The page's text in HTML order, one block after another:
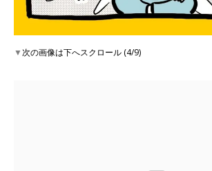
▼次の画像は下へスクロール (4/9)